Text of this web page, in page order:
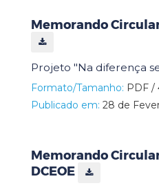
Memorando Circular
Projeto "Na diferença
Formato/Tamanho: PDF /
Publicado em: 28 de
Memorando
DCEOE